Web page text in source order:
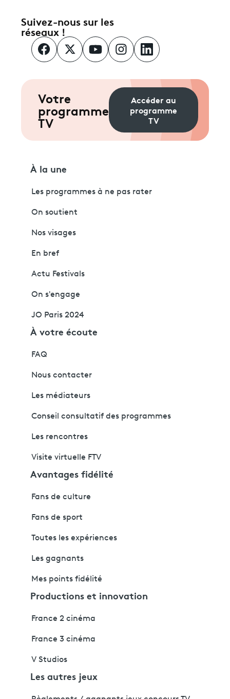
Suivez-nous sur les
réseaux !
Votre
programme
TV
Accéder au
programme
TV
À la une
Les programmes à ne pas rater
On soutient
Nos visages
En bref
Actu Festivals
On s'engage
JO Paris 2024
À votre écoute
FAQ
Nous contacter
Les médiateurs
Conseil consultatif des programmes
Les rencontres
Visite virtuelle FTV
Avantages fidélité
Fans de culture
Fans de sport
Toutes les expériences
Les gagnants
Mes points fidélité
Productions et innovation
France 2 cinéma
France 3 cinéma
V Studios
Les autres jeux